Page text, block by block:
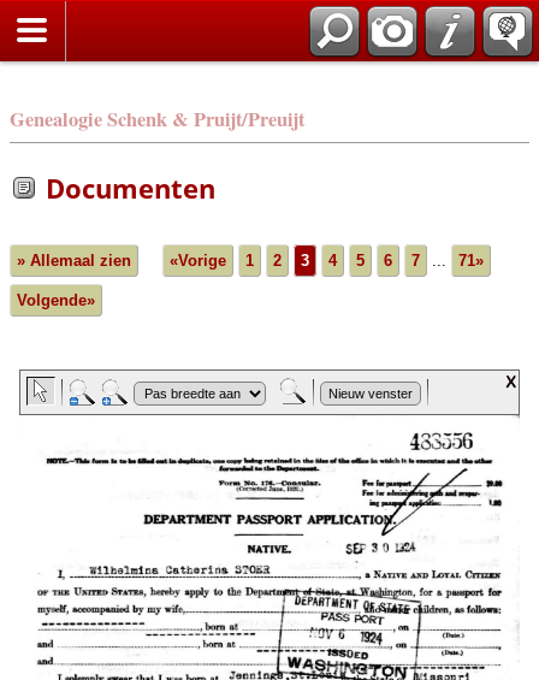
Genealogie Schenk & Pruijt/Preuijt
Documenten
» Allemaal zien «Vorige 1 2 3 4 5 6 7 ... 71»
Volgende»